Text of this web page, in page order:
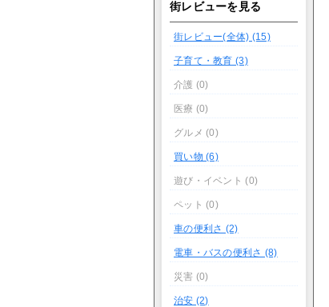
街レビューを見る
街レビュー(全体) (15)
子育て・教育 (3)
介護 (0)
医療 (0)
グルメ (0)
買い物 (6)
遊び・イベント (0)
ペット (0)
車の便利さ (2)
電車・バスの便利さ (8)
災害 (0)
治安 (2)